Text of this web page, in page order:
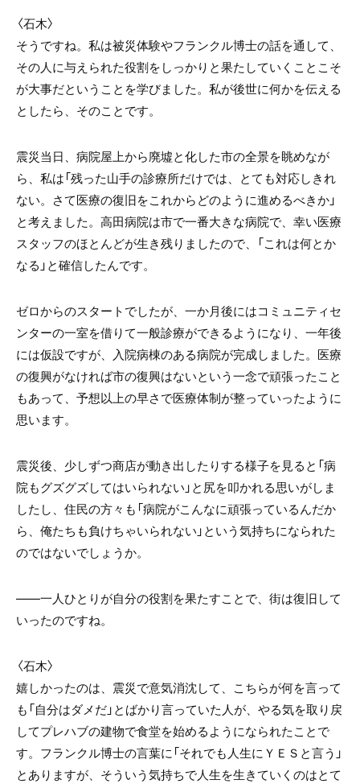
〈石木〉
そうですね。私は被災体験やフランクル博士の話を通して、
その人に与えられた役割をしっかりと果たしていくことこそ
が大事だということを学びました。私が後世に何かを伝える
としたら、そのことです。
震災当日、病院屋上から廃墟と化した市の全景を眺めなが
ら、私は「残った山手の診療所だけでは、とても対応しきれ
ない。さて医療の復旧をこれからどのように進めるべきか」
と考えました。高田病院は市で一番大きな病院で、幸い医療
スタッフのほとんどが生き残りましたので、「これは何とか
なる」と確信したんです。
ゼロからのスタートでしたが、一か月後にはコミュニティセ
ンターの一室を借りて一般診療ができるようになり、一年後
には仮設ですが、入院病棟のある病院が完成しました。医療
の復興がなければ市の復興はないという一念で頑張ったこと
もあって、予想以上の早さで医療体制が整っていったように
思います。
震災後、少しずつ商店が動き出したりする様子を見ると「病
院もグズグズしてはいられない」と尻を叩かれる思いがしま
したし、住民の方々も「病院がこんなに頑張っているんだか
ら、俺たちも負けちゃいられない」という気持ちになられた
のではないでしょうか。
――一人ひとりが自分の役割を果たすことで、街は復旧して
いったのですね。
〈石木〉
嬉しかったのは、震災で意気消沈して、こちらが何を言って
も「自分はダメだ」とばかり言っていた人が、やる気を取り戻
してプレハブの建物で食堂を始めるようになられたことで
す。フランクル博士の言葉に「それでも人生にＹＥＳと言う」
とありますが、そういう気持ちで人生を生きていくのはとて